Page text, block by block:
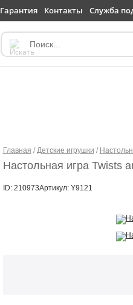
Гарантия Контакты Служба
Главная / Детские игрушки /
Настольная игра Twists
ID: 210973Артикул: Y9121